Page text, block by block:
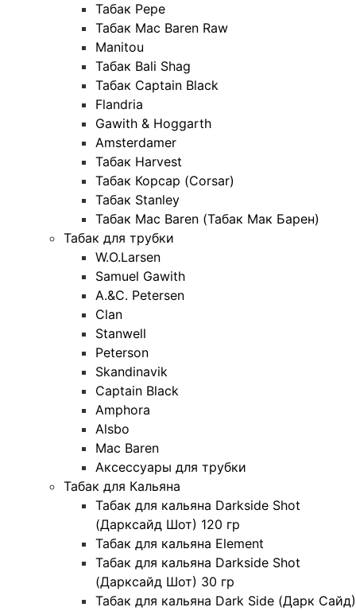
Табак Pepe
Табак Mac Baren Raw
Manitou
Табак Bali Shag
Табак Captain Black
Flandria
Gawith & Hoggarth
Amsterdamer
Табак Harvest
Табак Корсар (Corsar)
Табак Stanley
Табак Mac Baren (Табак Мак Барен)
Табак для трубки
W.O.Larsen
Samuel Gawith
A.&C. Petersen
Clan
Stanwell
Peterson
Skandinavik
Captain Black
Amphora
Alsbo
Mac Baren
Аксессуары для трубки
Табак для Кальяна
Табак для кальяна Darkside Shot
(Дарксайд Шот) 120 гр
Табак для кальяна Element
Табак для кальяна Darkside Shot
(Дарксайд Шот) 30 гр
Табак для кальяна Dark Side (Дарк Сайд)